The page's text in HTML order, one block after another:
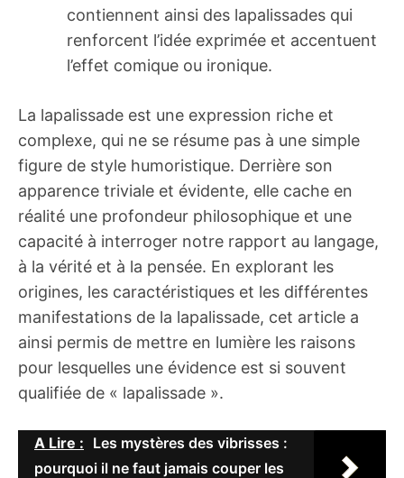
contiennent ainsi des lapalissades qui
renforcent l’idée exprimée et accentuent
l’effet comique ou ironique.
La lapalissade est une expression riche et
complexe, qui ne se résume pas à une simple
figure de style humoristique. Derrière son
apparence triviale et évidente, elle cache en
réalité une profondeur philosophique et une
capacité à interroger notre rapport au langage,
à la vérité et à la pensée. En explorant les
origines, les caractéristiques et les différentes
manifestations de la lapalissade, cet article a
ainsi permis de mettre en lumière les raisons
pour lesquelles une évidence est si souvent
qualifiée de « lapalissade ».
A Lire : Les mystères des vibrisses :
pourquoi il ne faut jamais couper les